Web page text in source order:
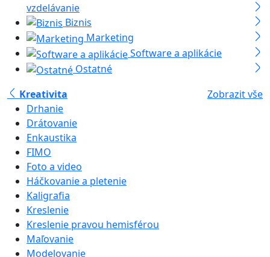
vzdelávanie
Biznis
Marketing
Software a aplikácie
Ostatné
Kreativita
Zobrazit vše
Drhanie
Drátovanie
Enkaustika
FIMO
Foto a video
Háčkovanie a pletenie
Kaligrafia
Kreslenie
Kreslenie pravou hemisférou
Maľovanie
Modelovanie